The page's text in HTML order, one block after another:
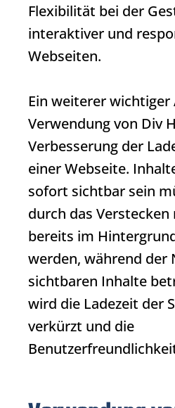
Flexibilität bei der
interaktiver und
Webseiten.
Ein weiterer
Verwendung von Div
Verbesserung der
einer Webseite.
sofort sichtbar sein
durch das Verstecken
bereits im
werden, während der
sichtbaren Inhalte
wird die Ladezeit der
verkürzt und die